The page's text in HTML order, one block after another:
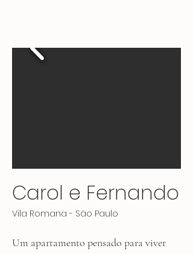
Carol e Fernando
Vila Romana - São Paulo
Um apartamento pensado para viver